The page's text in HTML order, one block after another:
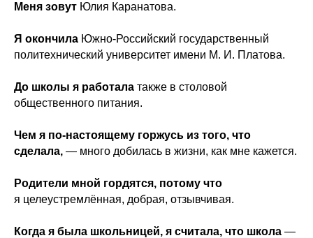
Меня зовут Юлия Каранатова.
Я окончила Южно-Российский государственный
политехнический университет имени М. И. Платова.
До школы я работала также в столовой
общественного питания.
Чем я по-настоящему горжусь из того, что
сделала, — много добилась в жизни, как мне кажется.
Родители мной гордятся, потому что
я целеустремлённая, добрая, отзывчивая.
Когда я была школьницей, я считала, что школа —